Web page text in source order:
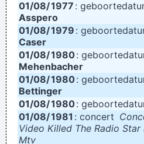
01/08/1977 :
Asspero
01/08/1979 :
Caser
01/08/1980:
Mehenbacher
01/08/1980:
Bettinger
01/08/1980:
01/08/1981 : concert
Video Killed The Radio Star
Mtv